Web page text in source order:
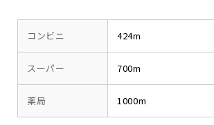
コンビニ 424m
スーパー 700m
薬局 1000m